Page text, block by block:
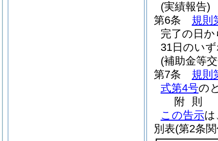
(実績報告)
第6条
規則
完了の日
31日のい
(補助金等
第7条
規則
式第4号の
附 則
この告示は
別表(第2条